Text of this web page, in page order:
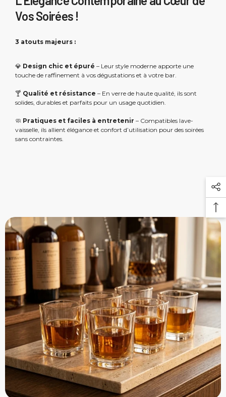
Vos Soirées !
3 atouts majeurs :
💎 Design chic et épuré – Leur style moderne apporte une
touche de raffinement à vos dégustations et à votre bar.
🍸 Qualité et résistance – En verre de haute qualité, ils sont
solides, durables et parfaits pour un usage quotidien.
🧼 Pratiques et faciles à entretenir – Compatibles lave-
vaisselle, ils allient élégance et confort d’utilisation pour des soirées
sans contraintes.